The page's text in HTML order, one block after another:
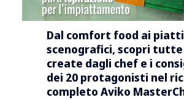
Dal comfort food ai
scenografici, scopri
create dagli chef e i
dei 20 protagonisti nel
completo Aviko